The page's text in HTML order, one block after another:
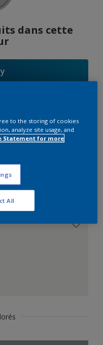
dans cette
to the storing of cookies
analyze site usage, and
Statement for more
All